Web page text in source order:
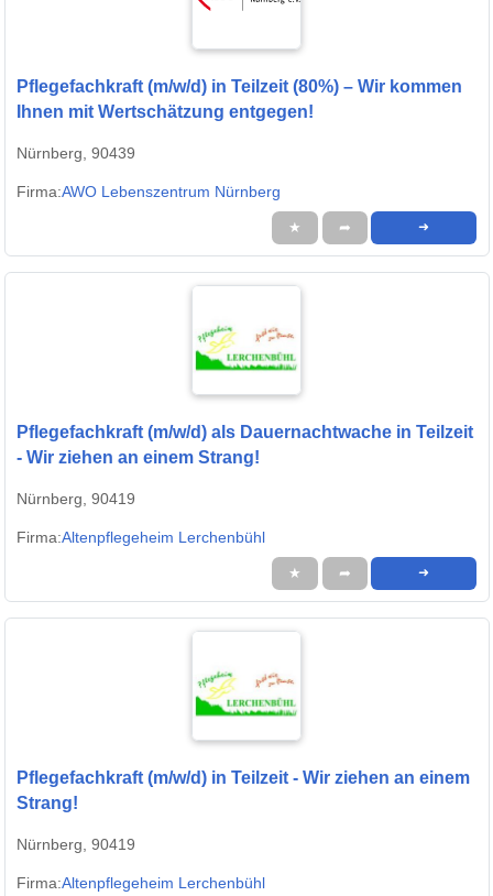
Pflegefachkraft (m/w/d) in Teilzeit (80%) – Wir kommen
Ihnen mit Wertschätzung entgegen!
Nürnberg, 90439
Firma:AWO Lebenszentrum Nürnberg
★ ➦ ➜
Pflegefachkraft (m/w/d) als Dauernachtwache in Teilzeit
- Wir ziehen an einem Strang!
Nürnberg, 90419
Firma:Altenpflegeheim Lerchenbühl
★ ➦ ➜
Pflegefachkraft (m/w/d) in Teilzeit - Wir ziehen an einem
Strang!
Nürnberg, 90419
Firma:Altenpflegeheim Lerchenbühl